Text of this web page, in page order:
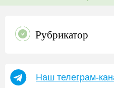
Рубрикатор
Наш телеграм-